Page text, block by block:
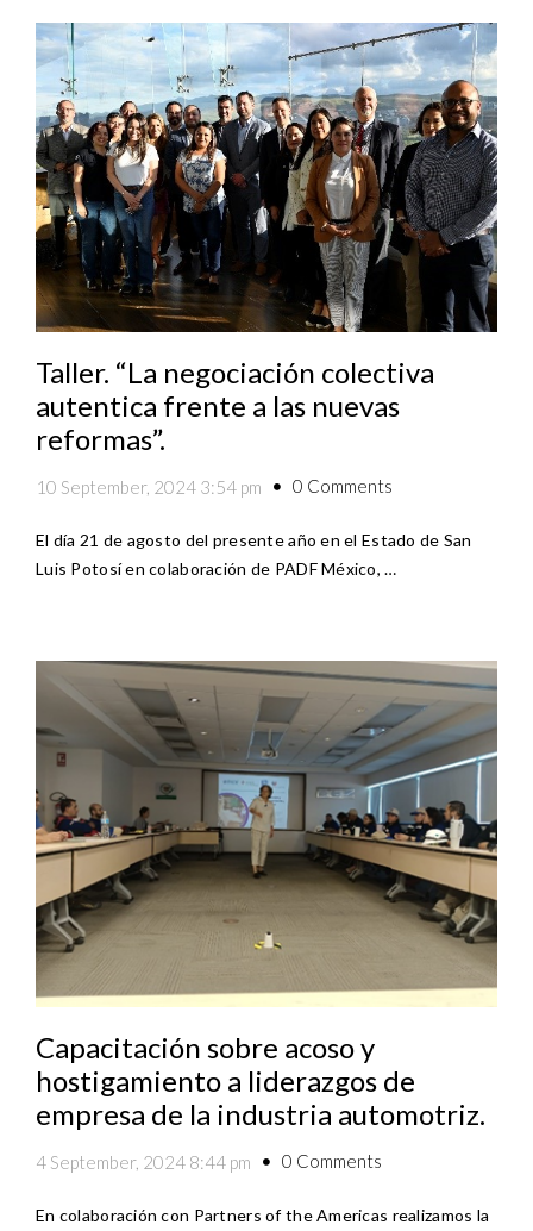
Taller. “La negociación colectiva
autentica frente a las nuevas
reformas”.
10 September, 2024 3:54 pm 0 Comments
El día 21 de agosto del presente año en el Estado de San
Luis Potosí en colaboración de PADF México, …
Capacitación sobre acoso y
hostigamiento a liderazgos de
empresa de la industria automotriz.
4 September, 2024 8:44 pm 0 Comments
En colaboración con Partners of the Americas realizamos la